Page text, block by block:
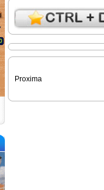
Proxima